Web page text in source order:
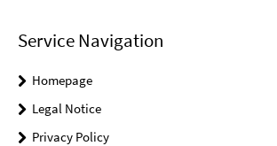
Service Navigation
Homepage
Legal Notice
Privacy Policy